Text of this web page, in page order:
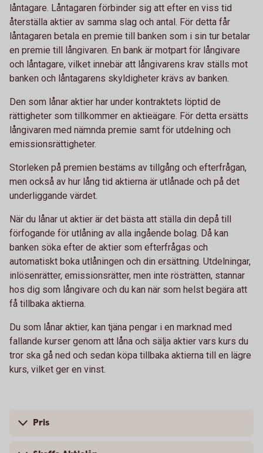
låntagare. Låntagaren förbinder sig att efter en viss tid
återställa aktier av samma slag och antal. För detta får
låntagaren betala en premie till banken som i sin tur betalar
en premie till långivaren. En bank är motpart för långivare
och låntagare, vilket innebär att långivarens krav ställs mot
banken och låntagarens skyldigheter krävs av banken.
Den som lånar aktier har under kontraktets löptid de
rättigheter som tillkommer en aktieägare. För detta ersätts
långivaren med nämnda premie samt för utdelning och
emissionsrättigheter.
Storleken på premien bestäms av tillgång och efterfrågan,
men också av hur lång tid aktierna är utlånade och på det
underliggande värdet.
När du lånar ut aktier är det bästa att ställa din depå till
förfogande för utlåning av alla ingående bolag. Då kan
banken söka efter de aktier som efterfrågas och
automatiskt boka utlåningen och din ersättning. Utdelningar,
inlösenrätter, emissionsrätter, men inte rösträtten, stannar
hos dig som långivare och du kan när som helst begära att
få tillbaka aktierna.
Du som lånar aktier, kan tjäna pengar i en marknad med
fallande kurser genom att låna och sälja aktier vars kurs du
tror ska gå ned och sedan köpa tillbaka aktierna till en lägre
kurs, vilket ger en vinst.
Pris